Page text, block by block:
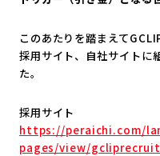
このあたりを踏まえて
採用サイト、自社サイトに
た。
採用サイト
https://peraichi.com/
pages/view/gcliprecruit